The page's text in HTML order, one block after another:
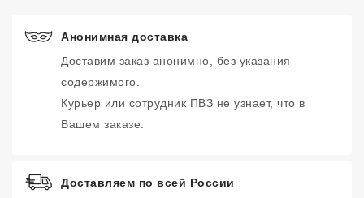
Анонимная доставка
Доставим заказ анонимно, без указания
содержимого.
Курьер или сотрудник ПВЗ не узнает, что в
Вашем заказе.
Доставляем по всей России